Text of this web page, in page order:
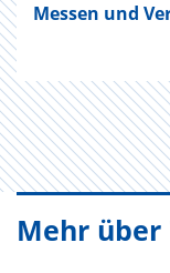
Messen und
Mehr